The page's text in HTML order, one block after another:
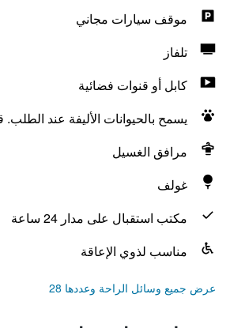
موقف سيارات مجاني
تلفاز
كابل أو قنوات فضائية
يسمح بالحيوانات الأليفة عند
مرافق الغسيل
غولف
مكتب استقبال على مدار 24 ساعة
مناسب لذوي الإعاقة
عرض جميع وسائل الراحة وعددها 28